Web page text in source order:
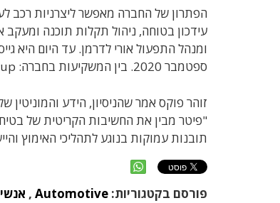
ספטמבר 2020. בין המשקיעות בחברה: LG Group, פורשה, טויוטה ומריוס נכט.
זוהר פוקס אמר שהניסיון, הידע
"פיטר מבין את החשיבות הקריטית של
תובנות עמוקות בנוגע לתהליכי האימוץ
פורסם בקטגוריות: Automotive
,